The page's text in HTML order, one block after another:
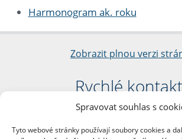
Spravovat souhlas s
Tyto webové stránky používají soubory cookies a
Harmonogram ak. roku
Zobrazit plnou verzi
Rychlé
Filozofická fakulta
nám. Jana Palacha 1/2